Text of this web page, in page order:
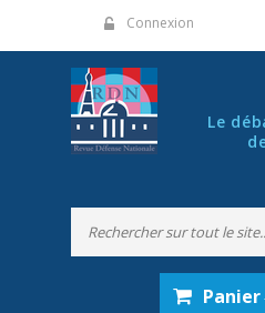
Connexion
Le
Panier